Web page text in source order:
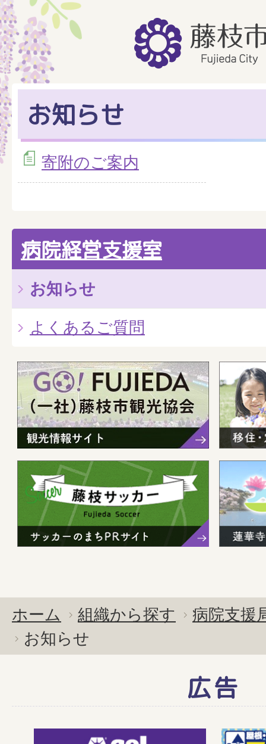
お知らせ
寄附のご案内
病院経営支援室
お知らせ
よくあるご質問
ホーム 組織から探す
病院支援
お知らせ
広告